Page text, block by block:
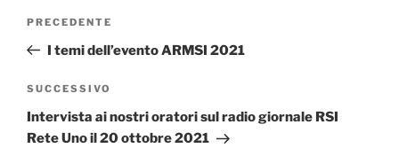
e
r
a
t
i
Navigazione
Articolo
precedente:
PRECEDENTE
I temi dell’evento ARMSI 2021
Articolo
successivo
SUCCESSIVO
Intervista ai nostri oratori sul radio giornale RSI
Rete Uno il 20 ottobre 2021